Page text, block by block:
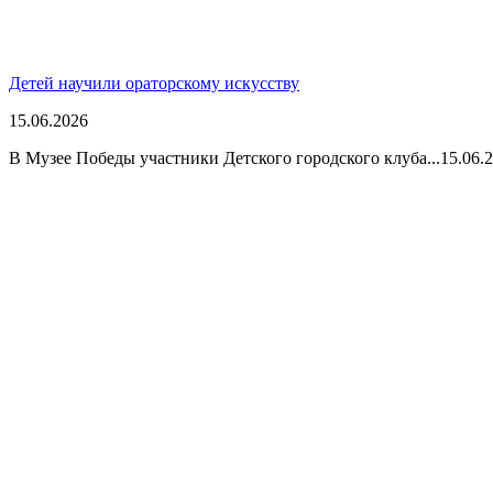
Детей научили ораторскому искусству
15.06.2026
В Музее Победы участники Детского городского клуба...